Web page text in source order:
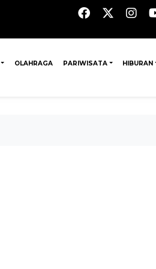
OLAHRAGA PARIWISATA HIBURAN